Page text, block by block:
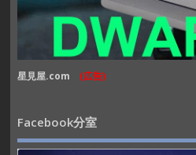
星見屋.com (広告)
Facebook分室